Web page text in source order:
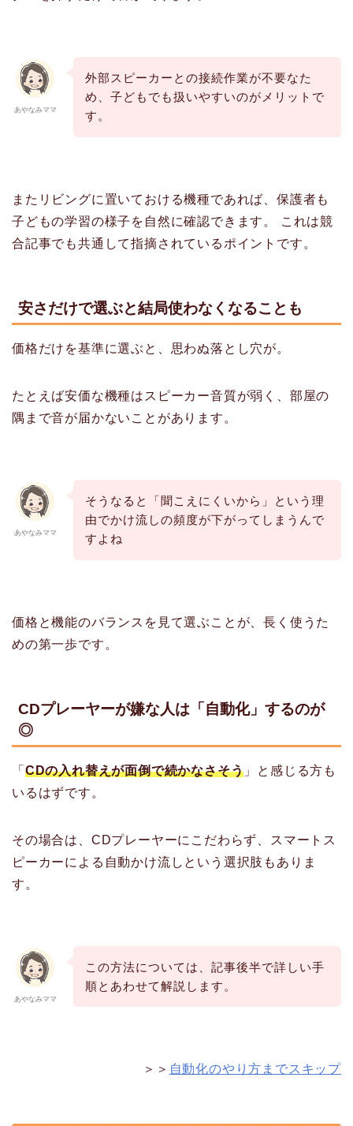
あやなみママ
外部スピーカーとの接続作業が不要なた
め、子どもでも扱いやすいのがメリットで
す。
またリビングに置いておける機種であれば、保護者も
子どもの学習の様子を自然に確認できます。 これは競
合記事でも共通して指摘されているポイントです。
安さだけで選ぶと結局使わなくなることも
価格だけを基準に選ぶと、思わぬ落とし穴が。
たとえば安価な機種はスピーカー音質が弱く、部屋の
隅まで音が届かないことがあります。
あやなみママ
そうなると「聞こえにくいから」という理
由でかけ流しの頻度が下がってしまうんで
すよね
価格と機能のバランスを見て選ぶことが、長く使うた
めの第一歩です。
CDプレーヤーが嫌な人は「自動化」するのが
◎
「 CDの入れ替えが面倒で続かなさそう 」と感じる方も
いるはずです。
その場合は、CDプレーヤーにこだわらず、スマートス
ピーカーによる自動かけ流しという選択肢もありま
す。
あやなみママ
この方法については、記事後半で詳しい手
順とあわせて解説します。
＞＞ 自動化のやり方までスキップ